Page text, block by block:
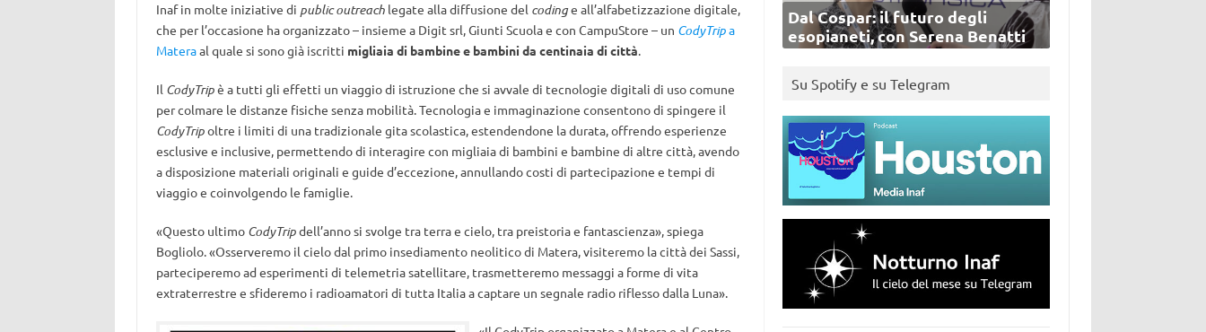
Inaf in molte iniziative di public outreachlegate alla diffusione del codinge all’alfabetizzazione digitale,
che per l’occasione ha organizzato – insieme a Digit srl, Giunti Scuola e con CampuStore – un CodyTripa
Materaal quale si sono già iscritti migliaia di bambine e bambini da centinaia di città.
Il CodyTripè a tutti gli effetti un viaggio di istruzione che si avvale di tecnologie digitali di uso comune
per colmare le distanze fisiche senza mobilità. Tecnologia e immaginazione consentono di spingere il
CodyTripoltre i limiti di una tradizionale gita scolastica, estendendone la durata, offrendo esperienze
esclusive e inclusive, permettendo di interagire con migliaia di bambini e bambine di altre città, avendo
a disposizione materiali originali e guide d’eccezione, annullando costi di partecipazione e tempi di
viaggio e coinvolgendo le famiglie.
«Questo ultimo CodyTripdell’anno si svolge tra terra e cielo, tra preistoria e fantascienza», spiega
Bogliolo. «Osserveremo il cielo dal primo insediamento neolitico di Matera, visiteremo la città dei Sassi,
parteciperemo ad esperimenti di telemetria satellitare, trasmetteremo messaggi a forme di vita
extraterrestre e sfideremo i radioamatori di tutta Italia a captare un segnale radio riflesso dalla Luna».
Dal Cospar: il futuro degli
esopianeti, con Serena Benatti
Su Spotify e su Telegram